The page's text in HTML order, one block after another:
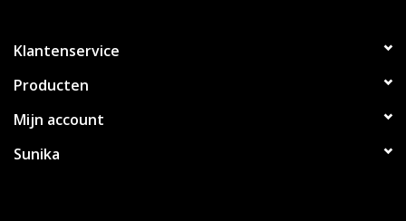
Klantenservice
Producten
Mijn account
Sunika